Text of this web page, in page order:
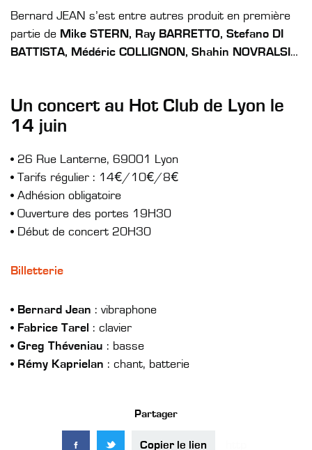
Bernard JEAN s’est entre autres produit en première
partie de Mike STERN, Ray BARRETTO, Stefano DI
BATTISTA, Médéric COLLIGNON, Shahin NOVRALSI …
Un concert au Hot Club de Lyon le
14 juin
• 26 Rue Lanterne, 69001 Lyon
• Tarifs régulier : 14€/10€/8€
• Adhésion obligatoire
• Ouverture des portes 19H30
• Début de concert 20H30
Billetterie
• Bernard Jean : vibraphone
• Fabrice Tarel : clavier
• Greg Théveniau : basse
• Rémy Kaprielan : chant, batterie
Partager
Copier le lien